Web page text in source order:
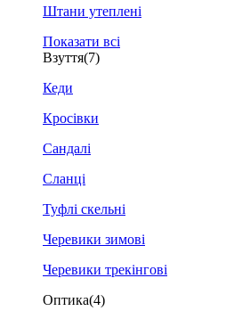
Штани утеплені
Показати всі
Взуття(7)
Кеди
Кросівки
Сандалі
Сланці
Туфлі скельні
Черевики зимові
Черевики трекінгові
Оптика(4)